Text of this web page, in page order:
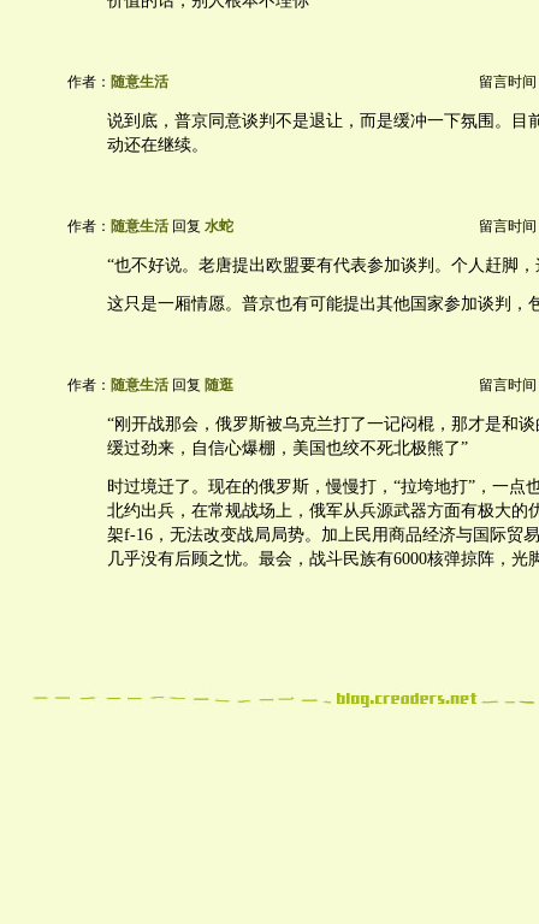
作者： 随意生活 留言时间
说到底，普京同意谈判不是退让，而是缓冲一下氛围。目
动还在继续。
作者： 随意生活 回复 水蛇 留言时间
“也不好说。老唐提出欧盟要有代表参加谈判。个人赶脚
这只是一厢情愿。普京也有可能提出其他国家参加谈判，
作者： 随意生活 回复 随逛 留言时间
“刚开战那会，俄罗斯被乌克兰打了一记闷棍，那才是和
缓过劲来，自信心爆棚，美国也绞不死北极熊了”
时过境迁了。现在的俄罗斯，慢慢打，“拉垮地打”，一点
北约出兵，在常规战场上，俄军从兵源武器方面有极大的
架f-16，无法改变战局局势。加上民用商品经济与国际贸
几乎没有后顾之忧。最会，战斗民族有6000核弹掠阵，光